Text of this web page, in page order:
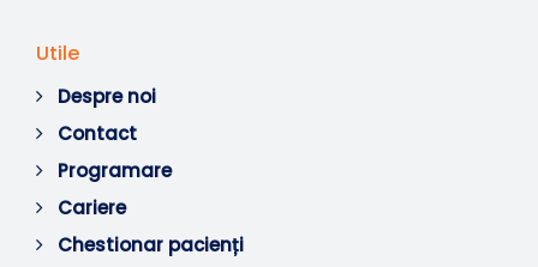
Utile
Despre noi
Contact
Programare
Cariere
Chestionar pacienți